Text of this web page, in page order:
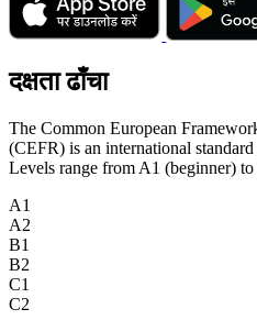
दक्षता ढाँचा
The Common European
(CEFR) is an international
Levels range from A1 (beginner) to
A1
A2
B1
B2
C1
C2